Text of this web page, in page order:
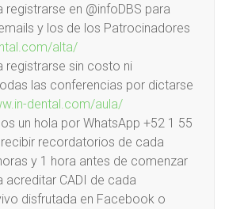
registrarse en @infoDBS para
y los de los Patrocinadores
alta/
registrarse sin costo ni
las conferencias por dictarse
dental.com/aula/
un hola por WhatsApp +52 1 55
recordatorios de cada
y 1 hora antes de comenzar
acreditar CADI de cada
disfrutada en Facebook o